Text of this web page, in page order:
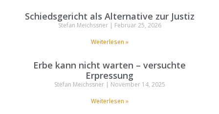
Schiedsgericht als Alternative zur Justiz
Stefan Meichssner
Februar 25, 2026
Weiterlesen »
Erbe kann nicht warten – versuchte
Erpressung
Stefan Meichssner
November 14, 2025
Weiterlesen »